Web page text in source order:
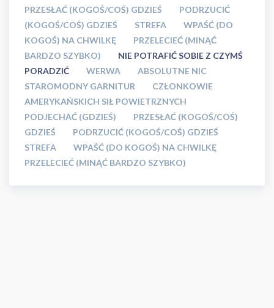
PRZESŁAĆ (KOGOŚ/COŚ) GDZIEŚ
PODRZUCIĆ
(KOGOŚ/COŚ) GDZIEŚ
STREFA
WPAŚĆ (DO
KOGOŚ) NA CHWILKĘ
PRZELECIEĆ (MINĄĆ
BARDZO SZYBKO)
NIE POTRAFIĆ SOBIE Z CZYMŚ
PORADZIĆ
WERWA
ABSOLUTNE NIC
STAROMODNY GARNITUR
CZŁONKOWIE
AMERYKAŃSKICH SIŁ POWIETRZNYCH
PODJECHAĆ (GDZIEŚ)
PRZESŁAĆ (KOGOŚ/COŚ)
GDZIEŚ
PODRZUCIĆ (KOGOŚ/COŚ) GDZIEŚ
STREFA
WPAŚĆ (DO KOGOŚ) NA CHWILKĘ
PRZELECIEĆ (MINĄĆ BARDZO SZYBKO)